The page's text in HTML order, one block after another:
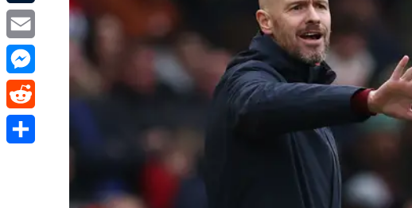
Tumblr
Email
Messenger
Reddit